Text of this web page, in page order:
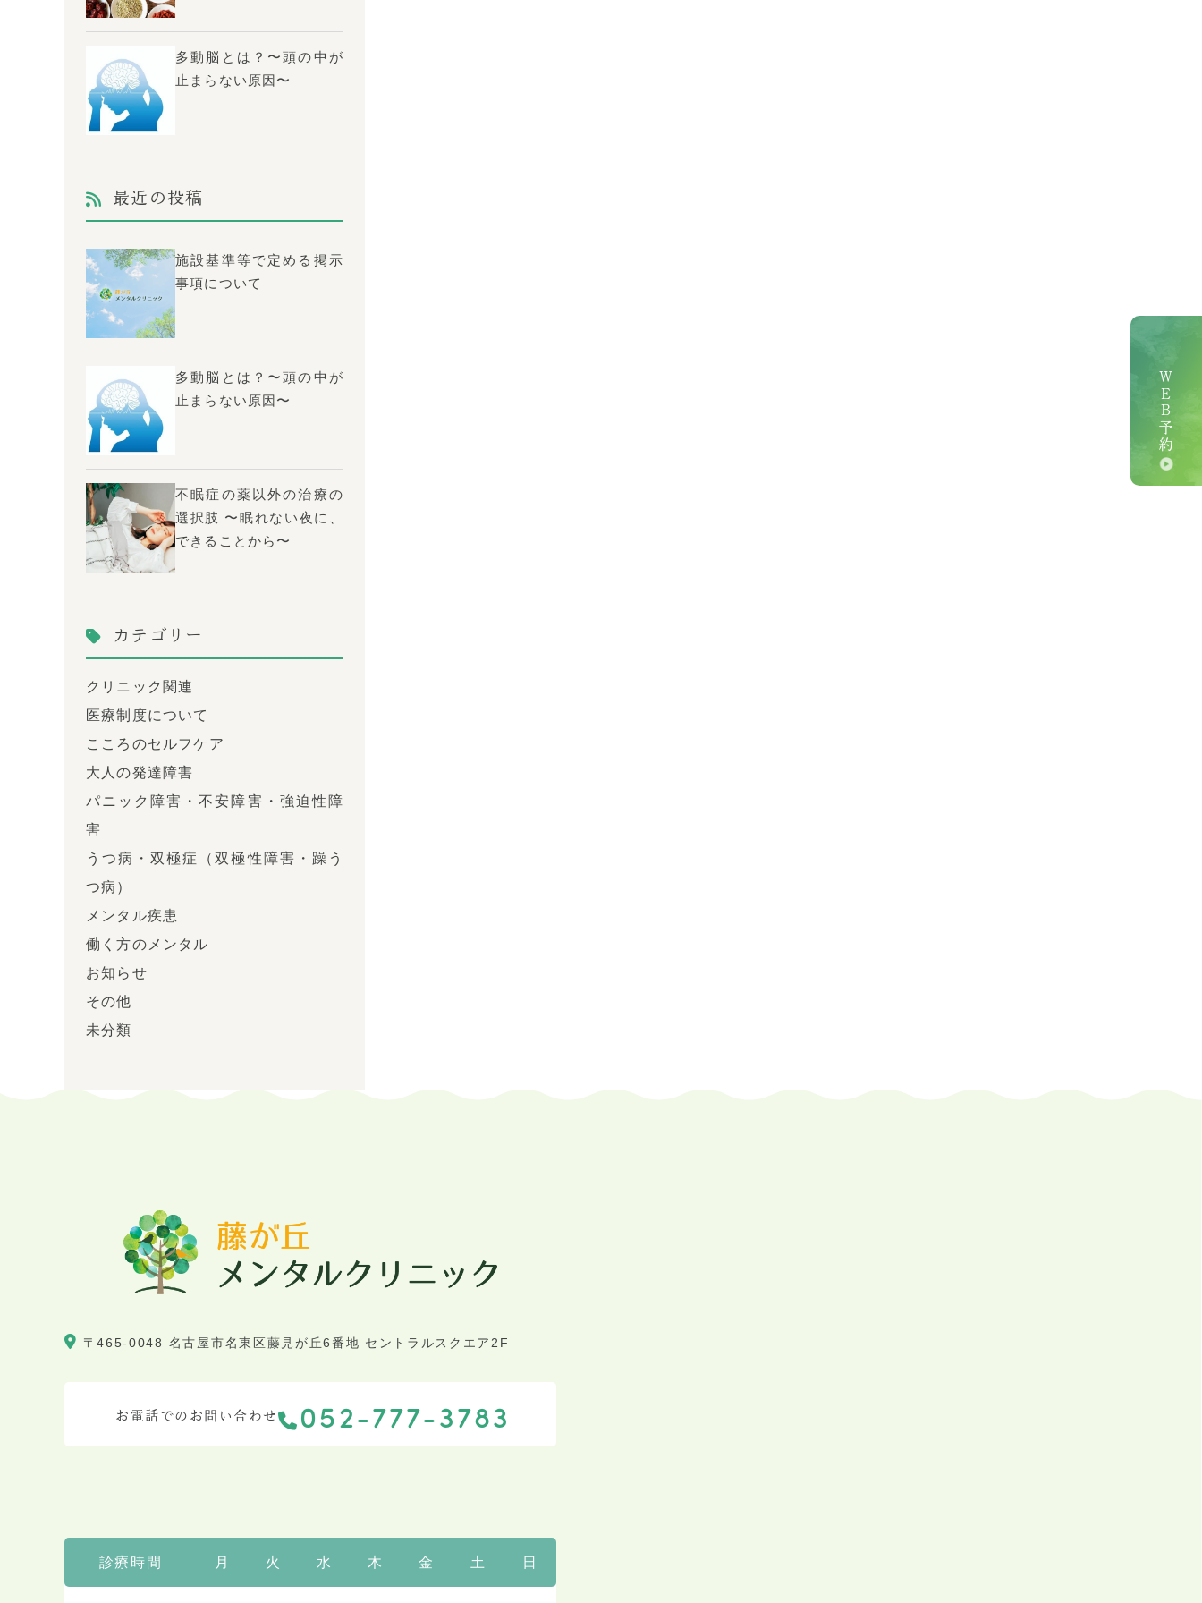
ＷＥＢ予約
多動脳とは？〜頭の中が
止まらない原因〜
最近の投稿
施設基準等で定める掲示
事項について
多動脳とは？〜頭の中が
止まらない原因〜
不眠症の薬以外の治療の
選択肢 〜眠れない夜に、
できることから〜
カテゴリー
クリニック関連
医療制度について
こころのセルフケア
大人の発達障害
パニック障害・不安障害・強迫性障
害
うつ病・双極症（双極性障害・躁う
つ病）
メンタル疾患
働く方のメンタル
お知らせ
その他
未分類
〒465-0048 名古屋市名東区藤見が丘6番地 セントラルスクエア2F
お電話でのお問い合わせ 052-777-3783
診療時間 月 火 水 木 金 土 日